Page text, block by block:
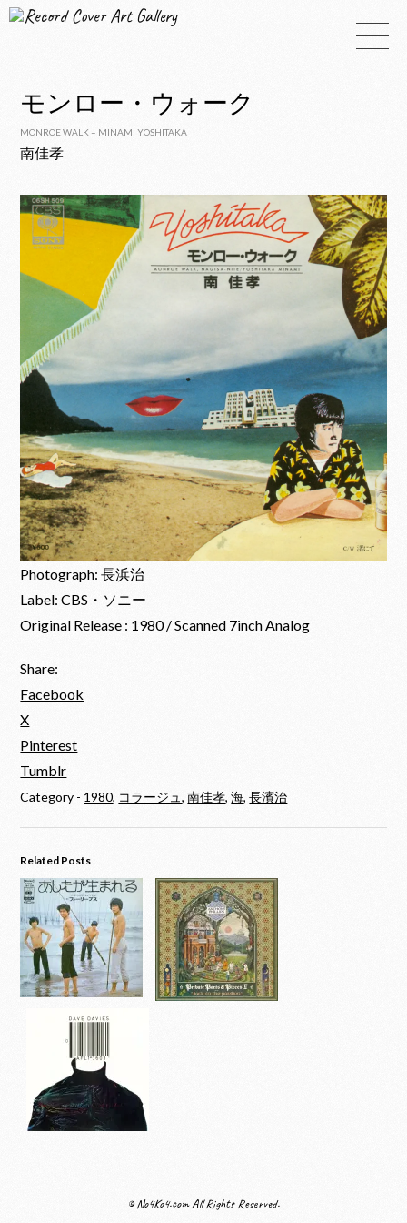
Record Cover Art Gallery
モンロー・ウォーク
MONROE WALK – MINAMI YOSHITAKA
南佳孝
Photograph: 長浜治
Label: CBS・ソニー
Original Release : 1980 / Scanned 7inch Analog
Share:
Facebook
X
Pinterest
Tumblr
Category - 1980, コラージュ,南佳孝,海,長濱治
Related Posts
© No4Ko4.com All Rights Reserved.